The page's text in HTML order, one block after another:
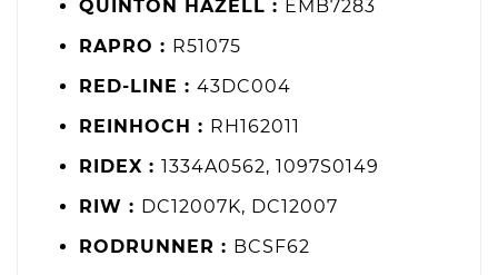
QUINTON HAZELL : EMB7283
RAPRO : R51075
RED-LINE : 43DC004
REINHOCH : RH162011
RIDEX : 1334A0562, 1097S0149
RIW : DC12007K, DC12007
RODRUNNER : BCSF62